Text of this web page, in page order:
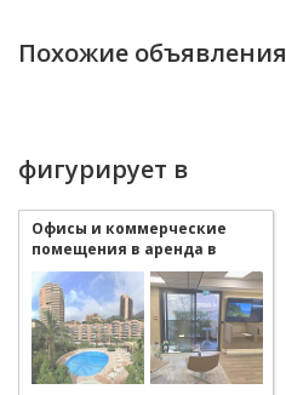
Похожие объявления
фигурирует в
Офисы и коммерческие
помещения в аренда в
Monaco La Rousse - Saint
Roman